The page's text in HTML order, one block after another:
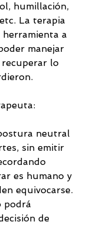
humillación,
La terapia
a
manejar
recuperar lo
neutral
sin emitir
es humano y
equivocarse.
podrá
de